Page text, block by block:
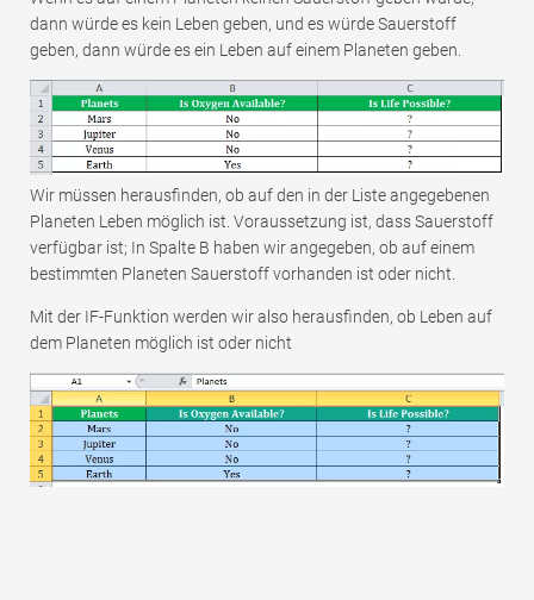
dann würde es kein Leben geben, und es würde Sauerstoff
geben, dann würde es ein Leben auf einem Planeten geben.
Wir müssen herausfinden, ob auf den in der Liste angegebenen
Planeten Leben möglich ist. Voraussetzung ist, dass Sauerstoff
verfügbar ist; In Spalte B haben wir angegeben, ob auf einem
bestimmten Planeten Sauerstoff vorhanden ist oder nicht.
Mit der IF-Funktion werden wir also herausfinden, ob Leben auf
dem Planeten möglich ist oder nicht